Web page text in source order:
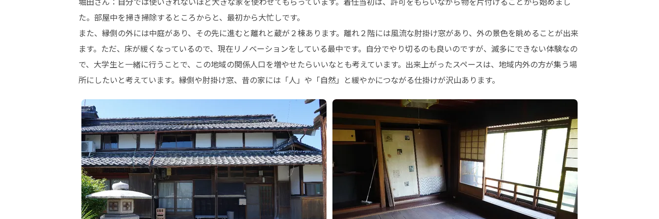
た。部屋中を掃き掃除するところからと、最初から大忙しです。
また、縁側の外には中庭があり、その先に進むと離れと蔵が２棟あります。離れ２階には風流な肘掛け窓があり、外の景色を眺めることが出来
ます。ただ、床が緩くなっているので、現在リノベーションをしている最中です。自分でやり切るのも良いのですが、滅多にできない体験なの
で、大学生と一緒に行うことで、この地域の関係人口を増やせたらいいなとも考えています。出来上がったスペースは、地域内外の方が集う場
所にしたいと考えています。縁側や肘掛け窓、昔の家には「人」や「自然」と緩やかにつながる仕掛けが沢山あります。